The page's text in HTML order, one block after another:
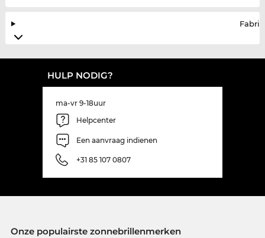
HULP NODIG?
ma-vr 9-18uur
Helpcenter
Een aanvraag indienen
+31 85 107 0807
Onze populairste zonnebrillenmerken